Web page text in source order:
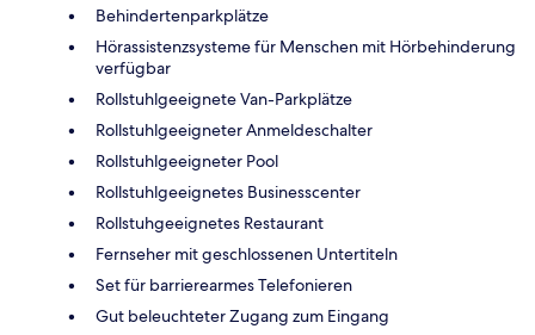
Behindertenparkplätze
Hörassistenzsysteme für Menschen mit Hörbehinderung
verfügbar
Rollstuhlgeeignete Van-Parkplätze
Rollstuhlgeeigneter Anmeldeschalter
Rollstuhlgeeigneter Pool
Rollstuhlgeeignetes Businesscenter
Rollstuhgeeignetes Restaurant
Fernseher mit geschlossenen Untertiteln
Set für barrierearmes Telefonieren
Gut beleuchteter Zugang zum Eingang